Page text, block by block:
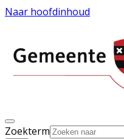
Naar hoofdinhoud
Zoekterm